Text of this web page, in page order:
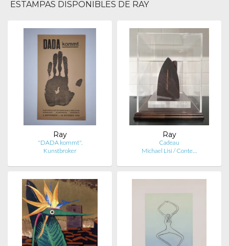
ESTAMPAS DISPONIBLES DE RAY
Ray
"DADA kommt".
Kunstbroker
Ray
Cadeau
Michael Lisi / Conte…